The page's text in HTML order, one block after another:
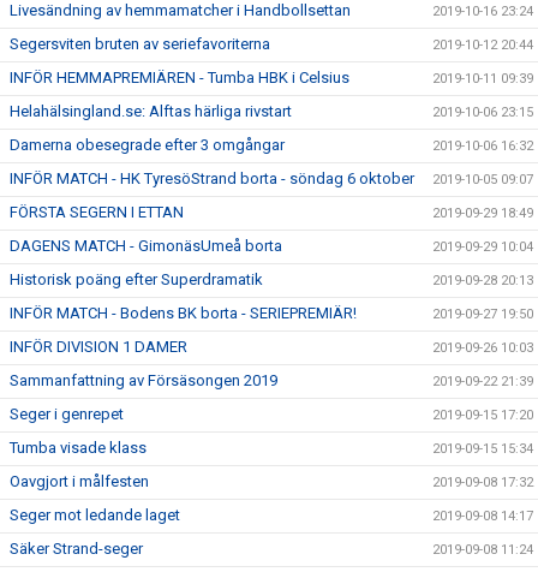
Livesändning av hemmamatcher i Handbollsettan 2019-10-16 23:24
Segersviten bruten av seriefavoriterna 2019-10-12 20:44
INFÖR HEMMAPREMIÄREN - Tumba HBK i Celsius 2019-10-11 09:39
Helahälsingland.se: Alftas härliga rivstart 2019-10-06 23:15
Damerna obesegrade efter 3 omgångar 2019-10-06 16:32
INFÖR MATCH - HK TyresöStrand borta - söndag 6 oktober 2019-10-05 09:07
FÖRSTA SEGERN I ETTAN 2019-09-29 18:49
DAGENS MATCH - GimonäsUmeå borta 2019-09-29 10:04
Historisk poäng efter Superdramatik 2019-09-28 20:13
INFÖR MATCH - Bodens BK borta - SERIEPREMIÄR! 2019-09-27 19:50
INFÖR DIVISION 1 DAMER 2019-09-26 10:03
Sammanfattning av Försäsongen 2019 2019-09-22 21:39
Seger i genrepet 2019-09-15 17:20
Tumba visade klass 2019-09-15 15:34
Oavgjort i målfesten 2019-09-08 17:32
Seger mot ledande laget 2019-09-08 14:17
Säker Strand-seger 2019-09-08 11:24